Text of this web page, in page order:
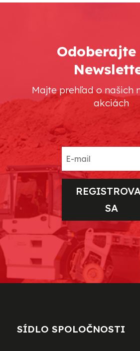
Odoberajte
Majte prehľad o našich
akciách
SA
SÍDLO SPOLOČNOSTI